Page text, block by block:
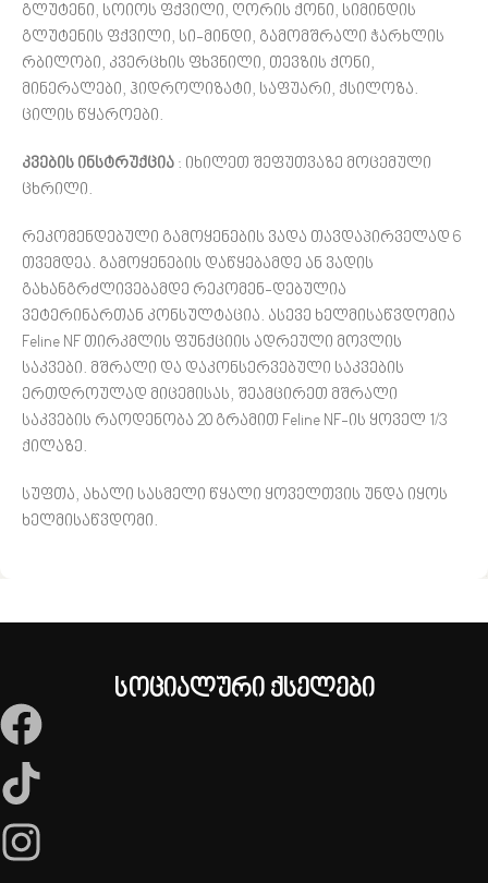
გლუტენი, სოიოს ფქვილი, ღორის ქონი, სიმინდის
გლუტენის ფქვილი, სი-მინდი, გამომშრალი ჭარხლის
რბილობი, კვერცხის ფხვნილი, თევზის ქონი,
მინერალები, ჰიდროლიზატი, საფუარი, ქსილოზა.
ცილის წყაროები.
კვების ინსტრუქცია : იხილეთ შეფუთვაზე მოცემული
ცხრილი.
რეკომენდებული გამოყენების ვადა თავდაპირველად 6
თვემდეა. გამოყენების დაწყებამდე ან ვადის
გახანგრძლივებამდე რეკომენ-დებულია
ვეტერინართან კონსულტაცია. ასევე ხელმისაწვდომია
Feline NF თირკმლის ფუნქციის ადრეული მოვლის
საკვები. მშრალი და დაკონსერვებული საკვების
ერთდროულად მიცემისას, შეამცირეთ მშრალი
საკვების რაოდენობა 20 გრამით Feline NF-ის ყოველ 1/3
ქილაზე.
სუფთა, ახალი სასმელი წყალი ყოველთვის უნდა იყოს
ხელმისაწვდომი.
სოციალური ქსელები